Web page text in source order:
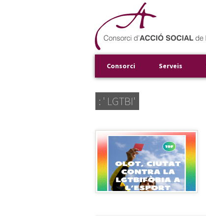
Consorci Serveis
: ' LGTBI'